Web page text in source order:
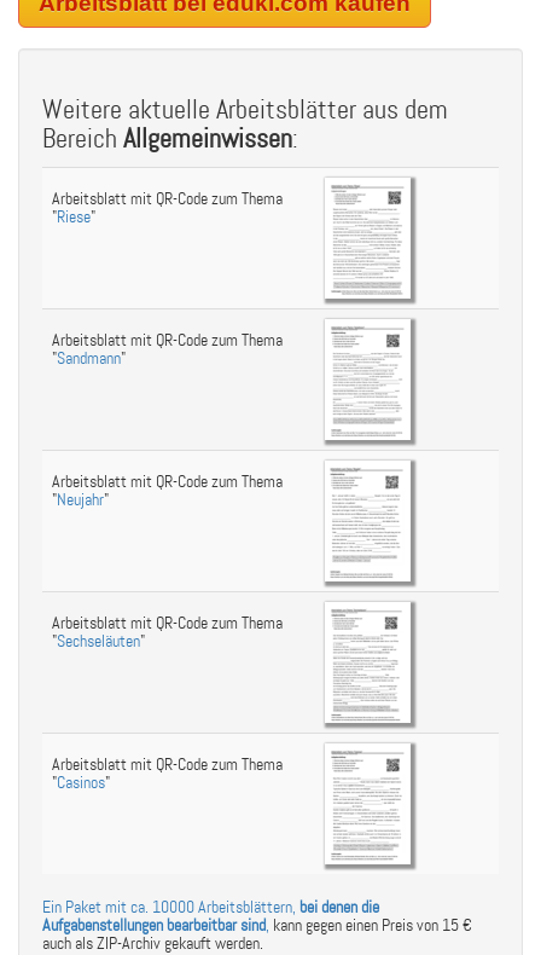
Weitere aktuelle Arbeitsblätter aus dem
Bereich Allgemeinwissen:
Arbeitsblatt mit QR-Code zum Thema
"Riese"
Arbeitsblatt mit QR-Code zum Thema
"Sandmann"
Arbeitsblatt mit QR-Code zum Thema
"Neujahr"
Arbeitsblatt mit QR-Code zum Thema
"Sechseläuten"
Arbeitsblatt mit QR-Code zum Thema
"Casinos"
Ein Paket mit ca. 10000 Arbeitsblättern, bei denen die
Aufgabenstellungen bearbeitbar sind, kann gegen einen Preis von 15 €
auch als ZIP-Archiv gekauft werden.